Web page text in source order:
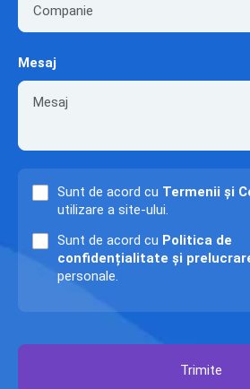
Mesaj
Sunt de acord cu Termenii și
utilizare a site-ului.
Sunt de acord cu Politica de
confidențialitate și
personale.
Trimite